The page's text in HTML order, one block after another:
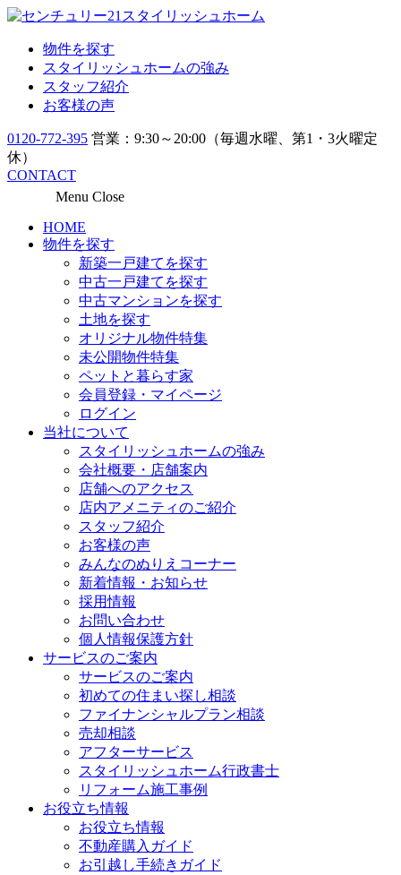
物件を探す
スタイリッシュホームの強み
スタッフ紹介
お客様の声
0120-772-395 営業：9:30～20:00（毎週水曜、第1・3火曜定
休）
CONTACT
Menu Close
HOME
物件を探す
新築一戸建てを探す
中古一戸建てを探す
中古マンションを探す
土地を探す
オリジナル物件特集
未公開物件特集
ペットと暮らす家
会員登録・マイページ
ログイン
当社について
スタイリッシュホームの強み
会社概要・店舗案内
店舗へのアクセス
店内アメニティのご紹介
スタッフ紹介
お客様の声
みんなのぬりえコーナー
新着情報・お知らせ
採用情報
お問い合わせ
個人情報保護方針
サービスのご案内
サービスのご案内
初めての住まい探し相談
ファイナンシャルプラン相談
売却相談
アフターサービス
スタイリッシュホーム行政書士
リフォーム施工事例
お役立ち情報
お役立ち情報
不動産購入ガイド
お引越し手続きガイド